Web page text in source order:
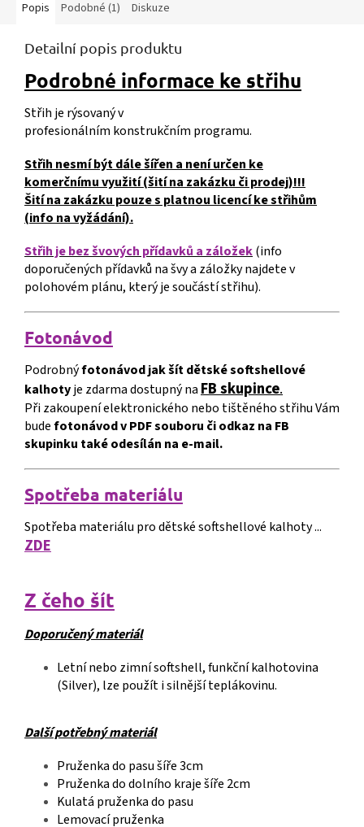
Popis Podobné (1) Diskuze
Detailní popis produktu
Podrobné informace ke střihu
Střih je rýsovaný v
profesionálním konstrukčním programu.
Střih nesmí být dále šířen a není určen ke
komerčnímu využití (šití na zakázku či prodej)!!!
Šití na zakázku pouze s platnou licencí ke střihům
(info na vyžádání).
Střih je bez švových přídavků a záložek(info
doporučených přídavků na švy a záložky najdete v
polohovém plánu, který je součástí střihu).
Fotonávod
Podrobnýfotonávod jak šít dětské softshellové
kalhotyje zdarma dostupný naFB skupince.
Při zakoupení elektronického nebo tištěného střihu Vám
budefotonávod v PDF souboru či odkaz na FB
skupinku také odesílán na e-mail.
Spotřeba materiálu
Spotřeba materiálu pro dětské softshellové kalhoty ...
ZDE
Z čeho šít
Doporučený materiál
Letní nebo zimní softshell, funkční kalhotovina
(Silver), lze použít i silnější teplákovinu.
Další potřebný materiál
Pruženka do pasu šíře 3cm
Pruženka do dolního kraje šíře 2cm
Kulatá pruženka do pasu
Lemovací pruženka